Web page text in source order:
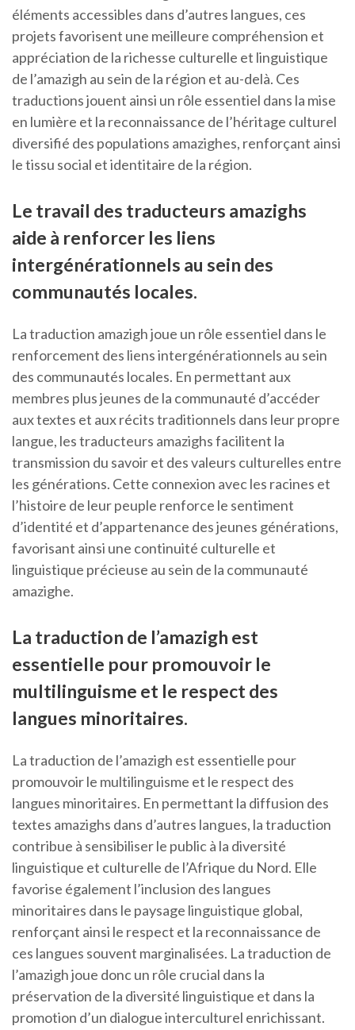
éléments accessibles dans d’autres langues, ces
projets favorisent une meilleure compréhension et
appréciation de la richesse culturelle et linguistique
de l’amazigh au sein de la région et au-delà. Ces
traductions jouent ainsi un rôle essentiel dans la mise
en lumière et la reconnaissance de l’héritage culturel
diversifié des populations amazighes, renforçant ainsi
le tissu social et identitaire de la région.
Le travail des traducteurs amazighs
aide à renforcer les liens
intergénérationnels au sein des
communautés locales.
La traduction amazigh joue un rôle essentiel dans le
renforcement des liens intergénérationnels au sein
des communautés locales. En permettant aux
membres plus jeunes de la communauté d’accéder
aux textes et aux récits traditionnels dans leur propre
langue, les traducteurs amazighs facilitent la
transmission du savoir et des valeurs culturelles entre
les générations. Cette connexion avec les racines et
l’histoire de leur peuple renforce le sentiment
d’identité et d’appartenance des jeunes générations,
favorisant ainsi une continuité culturelle et
linguistique précieuse au sein de la communauté
amazighe.
La traduction de l’amazigh est
essentielle pour promouvoir le
multilinguisme et le respect des
langues minoritaires.
La traduction de l’amazigh est essentielle pour
promouvoir le multilinguisme et le respect des
langues minoritaires. En permettant la diffusion des
textes amazighs dans d’autres langues, la traduction
contribue à sensibiliser le public à la diversité
linguistique et culturelle de l’Afrique du Nord. Elle
favorise également l’inclusion des langues
minoritaires dans le paysage linguistique global,
renforçant ainsi le respect et la reconnaissance de
ces langues souvent marginalisées. La traduction de
l’amazigh joue donc un rôle crucial dans la
préservation de la diversité linguistique et dans la
promotion d’un dialogue interculturel enrichissant.